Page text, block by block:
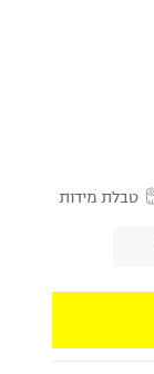
טבלת מידות